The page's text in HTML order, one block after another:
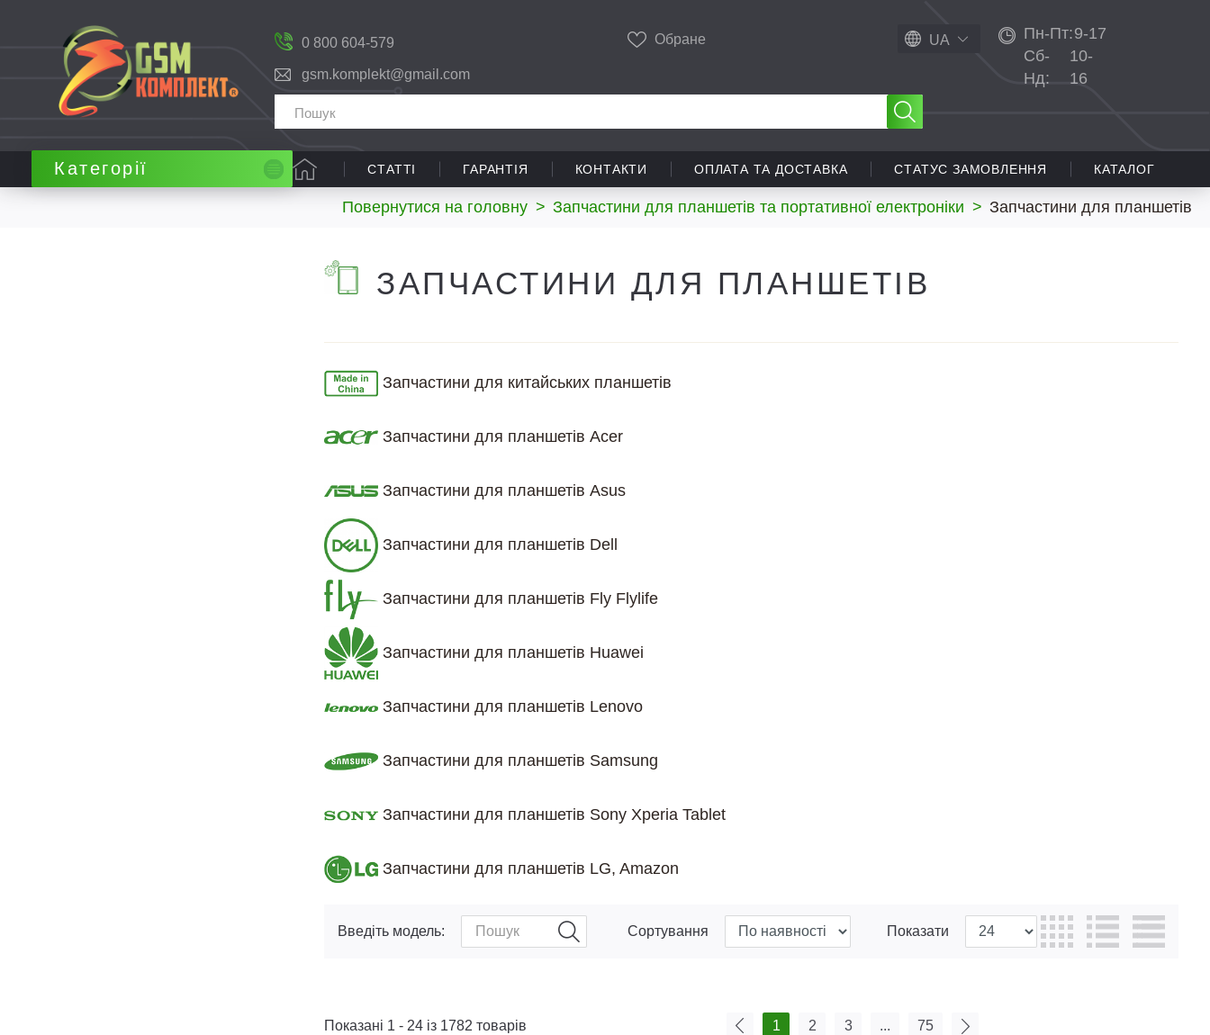
0 800 604-579
gsm.komplekt@gmail.com
Обране UA Пн-Пт:9-17
Сб-
Нд:
10-
16
СТАТТІ ГАРАНТІЯ КОНТАКТИ ОПЛАТА ТА ДОСТАВКА СТАТУС ЗАМОВЛЕННЯ КАТАЛОГ
Повернутися на головну > Запчастини для планшетів та портативної електроніки > Запчастини для планшетів
Категорії
ЗАПЧАСТИНИ ДЛЯ ПЛАНШЕТІВ
Запчастини для китайських планшетів
Запчастини для планшетів Acer
Запчастини для планшетів Asus
Запчастини для планшетів Dell
Запчастини для планшетів Fly Flylife
Запчастини для планшетів Huawei
Запчастини для планшетів Lenovo
Запчастини для планшетів Samsung
Запчастини для планшетів Sony Xperia Tablet
Запчастини для планшетів LG, Amazon
Введіть модель: Сортування Показати
1 2 3 ... 75
Показані 1 - 24 із 1782 товарів